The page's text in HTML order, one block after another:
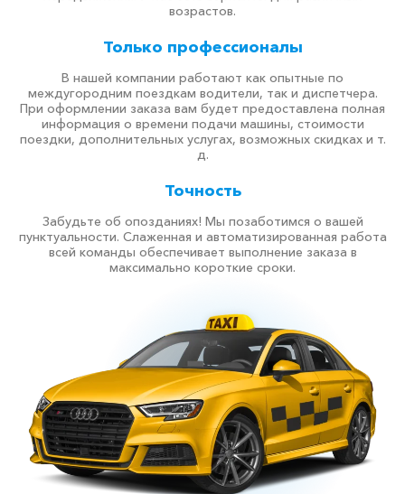
возрастов.
Только профессионалы
В нашей компании работают как опытные по
междугородним поездкам водители, так и диспетчера.
При оформлении заказа вам будет предоставлена полная
информация о времени подачи машины, стоимости
поездки, дополнительных услугах, возможных скидках и т.
д.
Точность
Забудьте об опозданиях! Мы позаботимся о вашей
пунктуальности. Слаженная и автоматизированная работа
всей команды обеспечивает выполнение заказа в
максимально короткие сроки.